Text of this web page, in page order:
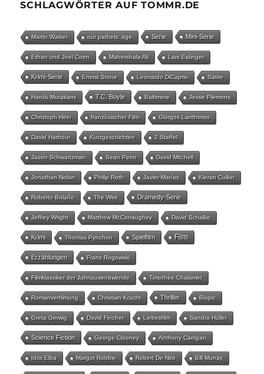
SCHLAGWÖRTER AUF TOMMR.DE
Martin Walser our pathetic age Serie Mini-Serie
Ethan und Joel Coen Mahershala Ali Lars Eidinger
Krimi-Serie Emma Stone Leonardo DiCaprio Satire
Haruki Murakami T.C. Boyle Baltimore Jesse Plemons
Christoph Hein französischer Film Giorgos Lanthimos
David Harbour Kurzgeschichten 2.Staffel
Jason Schwartzman Sean Penn David Mitchell
Jonathan Nolan Philip Roth Javier Marías Kieran Culkin
Roberto Bolaño The Wire Dramedy-Serie
Jeffrey Wright Matthew McConaughey David Schalko
Krimi Thomas Pynchon Spielfilm Film
Erzählungen Franz Rogowski
Filmklassiker der Jahrtausendwende Timothée Chalamet
Romanverfilmung Christian Kracht Thriller Biopic
Greta Gerwig David Fincher Liebesfilm Sandra Hüller
Science Fiction George Clooney Anthony Carrigan
Idris Elba Margot Robbie Robert De Niro Bill Murray